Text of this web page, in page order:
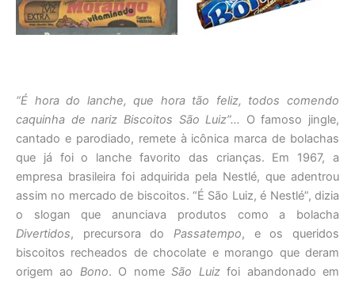
“É hora do lanche, que hora tão feliz, todos comendo
caquinha de nariz Biscoitos São Luiz”… O famoso jingle,
cantado e parodiado, remete à icônica marca de bolachas
que já foi o lanche favorito das crianças. Em 1967, a
empresa brasileira foi adquirida pela Nestlé, que adentrou
assim no mercado de biscoitos. “É São Luiz, é Nestlé”, dizia
o slogan que anunciava produtos como a bolacha
Divertidos, precursora do Passatempo, e os queridos
biscoitos recheados de chocolate e morango que deram
origem ao Bono. O nomeSão Luizfoi abandonado em